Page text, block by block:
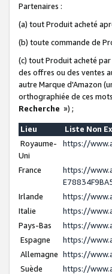
Partenaires :
(a) tout Produit acheté
(b) toute commande de
(c) tout Produit acheté
des offres ou des ventes
autre Marque d'Amazon
orthographiée de ces
Recherche ») ;
Lieu
Liste Non
Royaume-
Uni
https://
France
https://
Irlande
https://
Italie
https://
Pays-Bas
https://
Espagne
https://
Allemagne https://
Suède
https://